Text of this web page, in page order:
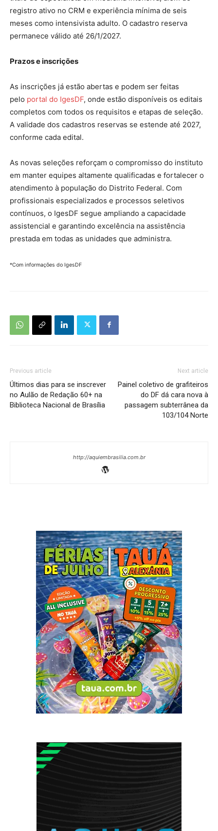
registro ativo no CRM e experiência mínima de seis
meses como intensivista adulto. O cadastro reserva
permanece válido até 26/1/2027.
Prazos e inscrições
As inscrições já estão abertas e podem ser feitas
pelo portal do IgesDF, onde estão disponíveis os editais
completos com todos os requisitos e etapas de seleção.
A validade dos cadastros reservas se estende até 2027,
conforme cada edital.
As novas seleções reforçam o compromisso do instituto
em manter equipes altamente qualificadas e fortalecer o
atendimento à população do Distrito Federal. Com
profissionais especializados e processos seletivos
contínuos, o IgesDF segue ampliando a capacidade
assistencial e garantindo excelência na assistência
prestada em todas as unidades que administra.
*Com informações do IgesDF
Previous article
Últimos dias para se inscrever
no Aulão de Redação 60+ na
Biblioteca Nacional de Brasília
Next article
Painel coletivo de grafiteiros
do DF dá cara nova à
passagem subterrânea da
103/104 Norte
http://aquiembrasilia.com.br